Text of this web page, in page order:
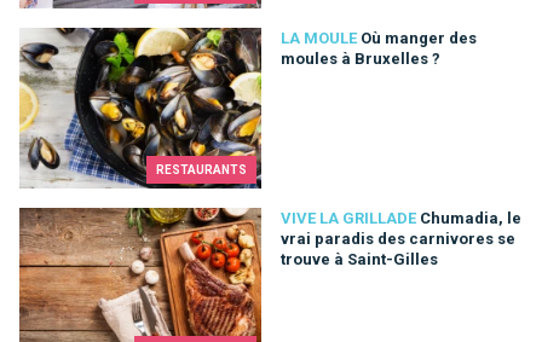
RESTAURANTS
LA MOULE Où manger des
moules à Bruxelles ?
Où manger des moules à Bruxelles ?
VIVE LA GRILLADE Chumadia, le
vrai paradis des carnivores se
trouve à Saint-Gilles
Chumadia, le vrai paradis des carnivores se trouve à Saint-